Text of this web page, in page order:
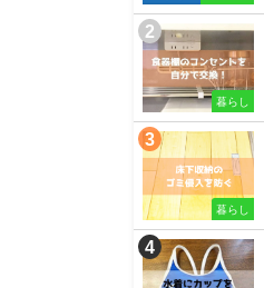
暮らし
暮らし